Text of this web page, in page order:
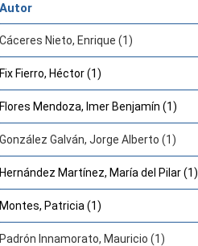
Autor
Cáceres Nieto, Enrique (1)
Fix Fierro, Héctor (1)
Flores Mendoza, Imer Benjamín (1)
González Galván, Jorge Alberto (1)
Hernández Martínez, María del Pilar (1)
Montes, Patricia (1)
Padrón Innamorato, Mauricio (1)